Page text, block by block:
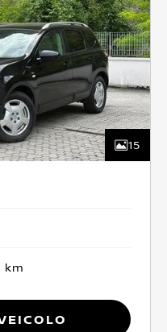
15
km